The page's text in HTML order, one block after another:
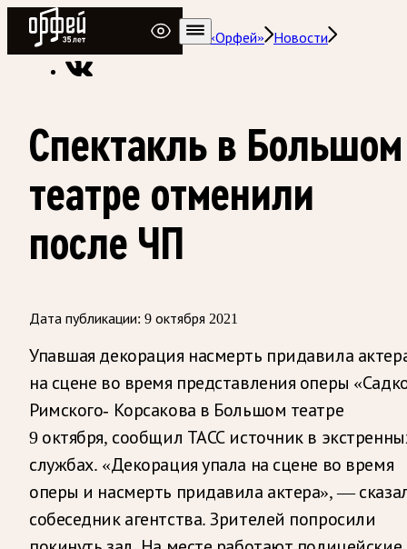
Радио Орфей
Радио классической музыки «Орфей»
Новости
Спектакль в Большом
театре отменили
после ЧП
Дата публикации: 9 октября 2021
Упавшая декорация насмерть придавила
на сцене во время представления оперы
Римского- Корсакова в Большом театре
9 октября, сообщил ТАСС источник в
службах. «Декорация упала на сцене во время
оперы и насмерть придавила актера», —
собеседник агентства. Зрителей попросили